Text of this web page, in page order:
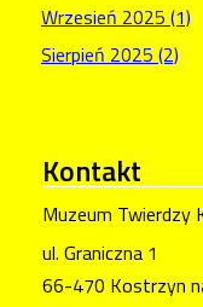
Wrzesień 2025 (1)
Sierpień 2025 (2)
Kontakt
Muzeum Twierdzy
ul. Graniczna 1
66-470 Kostrzyn